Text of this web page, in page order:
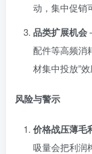
动，集中促销
品类扩展机会
配件等高频消
材集中投放”
风险与警示
价格战压薄毛
吸量会把利润